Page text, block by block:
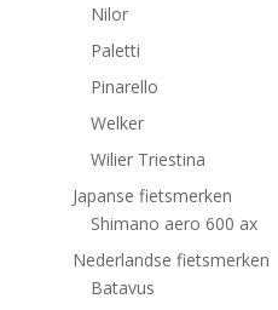
Nilor
Paletti
Pinarello
Welker
Wilier Triestina
Japanse fietsmerken
Shimano aero 600 ax
Nederlandse fietsmerken
Batavus